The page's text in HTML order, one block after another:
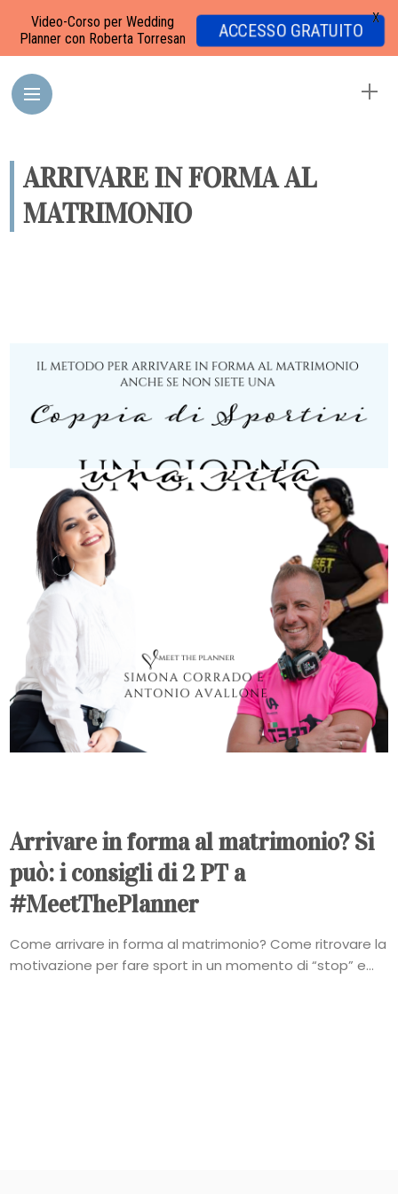
ARRIVARE IN FORMA AL
MATRIMONIO
Arrivare in forma al matrimonio? Si
può: i consigli di 2 PT a
#MeetThePlanner
Come arrivare in forma al matrimonio? Come ritrovare la
motivazione per fare sport in un momento di “stop” e...
Video-Corso per Wedding
Planner con Roberta Torresan
ACCESSO GRATUITO
X